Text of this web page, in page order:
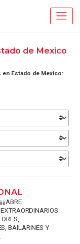
de Mexico
en Estado de Mexico:
BAILARINES Y